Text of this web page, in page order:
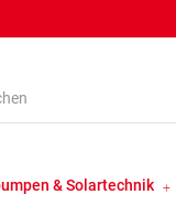
& Solartechnik